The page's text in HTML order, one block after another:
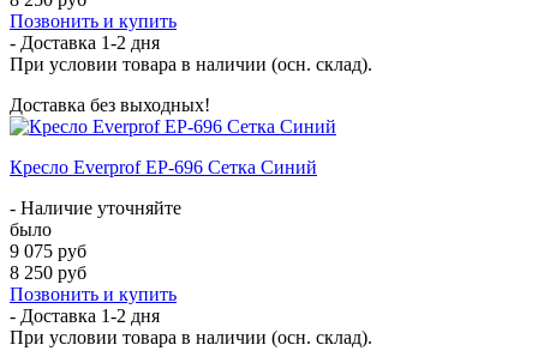
Позвонить и купить
- Доставка 1-2 дня
При условии товара в наличии (осн. склад).
Доставка без выходных!
Кресло Everprof EP-696 Сетка Синий
- Наличие уточняйте
было
9 075 руб
8 250 руб
Позвонить и купить
- Доставка 1-2 дня
При условии товара в наличии (осн. склад).